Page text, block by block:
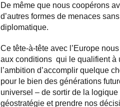
De même que nous coopérons
d’autres formes de menaces
diplomatique.
Ce tête-à-tête avec l’Europe
aux conditions qui le qualifient à
l’ambition d’accomplir quelque
pour le bien des générations
universel – de sortir de la
géostratégie et prendre nos